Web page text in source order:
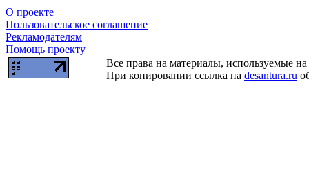
О проекте
Пользовательское соглашение
Рекламодателям
Помощь проекту
Все права на материалы, используемые
При копировании ссылка на desantura.ru